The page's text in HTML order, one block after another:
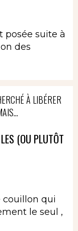
posée suite à
des
À LIBÉRER
(OU PLUTÔT
couillon qui
le seul ,